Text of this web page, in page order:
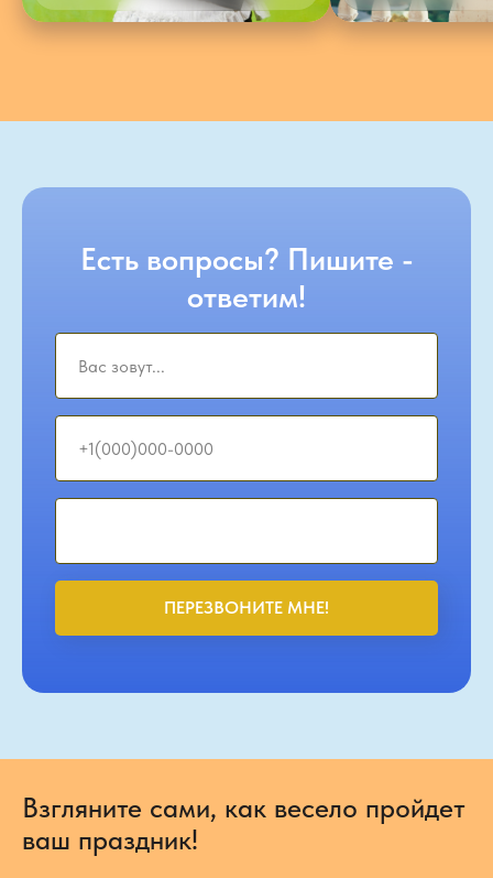
Есть вопросы? Пишите -
ответим!
ПЕРЕЗВОНИТЕ МНЕ!
Взгляните сами, как весело пройдет
ваш праздник!